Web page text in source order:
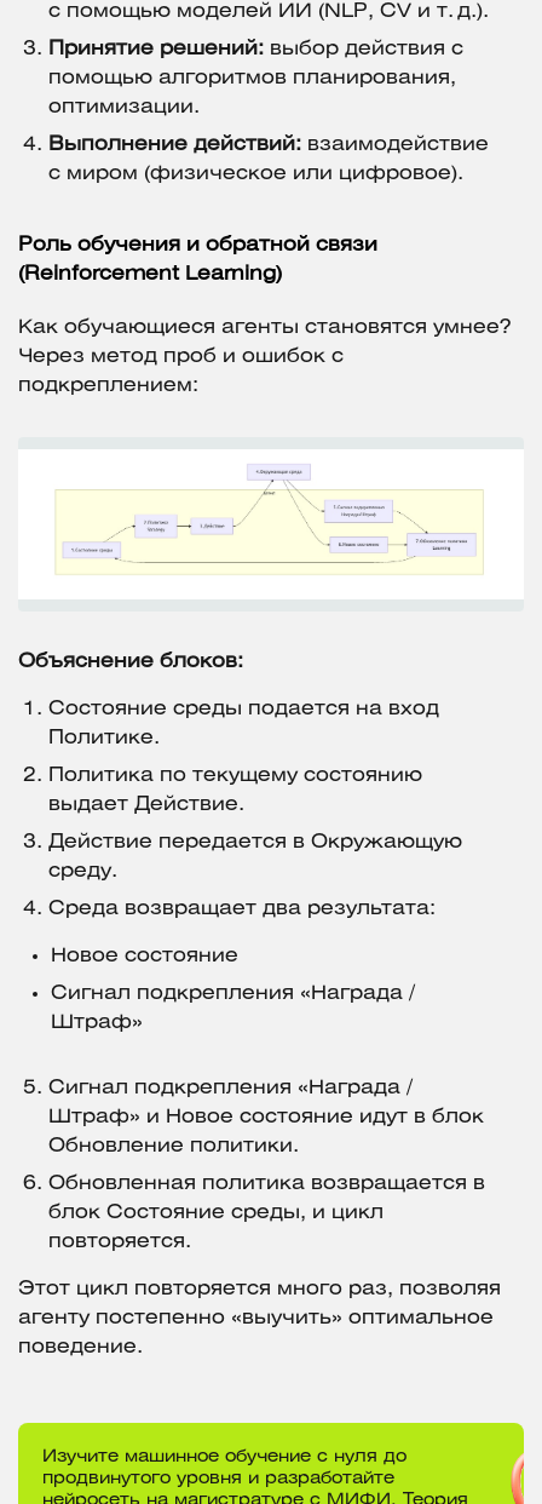
с помощью моделей ИИ (NLP, CV и т. д.).
Принятие решений: выбор действия с
помощью алгоритмов планирования,
оптимизации.
Выполнение действий: взаимодействие
с миром (физическое или цифровое).
Роль обучения и обратной связи
(Reinforcement Learning)
Как обучающиеся агенты становятся умнее?
Через метод проб и ошибок с
подкреплением:
Объяснение блоков:
Состояние среды подается на вход
Политике.
Политика по текущему состоянию
выдает Действие.
Действие передается в Окружающую
среду.
Среда возвращает два результата:
Новое состояние
Сигнал подкрепления «Награда /
Штраф»
Сигнал подкрепления «Награда /
Штраф» и Новое состояние идут в блок
Обновление политики.
Обновленная политика возвращается в
блок Состояние среды, и цикл
повторяется.
Этот цикл повторяется много раз, позволяя
агенту постепенно «выучить» оптимальное
поведение.
Изучите машинное обучение с нуля до
продвинутого уровня и разработайте